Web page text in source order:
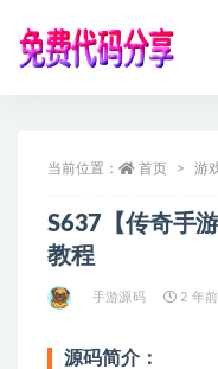
当前位置： 首页 游
S637【传奇手
教程
手游源码 2 年前
源码简介：